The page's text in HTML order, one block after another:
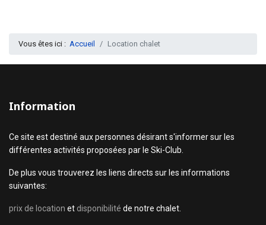
Vous êtes ici : Accueil Location chalet
Information
Ce site est destiné aux personnes désirant s'informer sur les
différentes activités proposées par le Ski-Club.
De plus vous trouverez les liens directs sur les informations
suivantes:
prix de location et disponibilité de notre chalet.